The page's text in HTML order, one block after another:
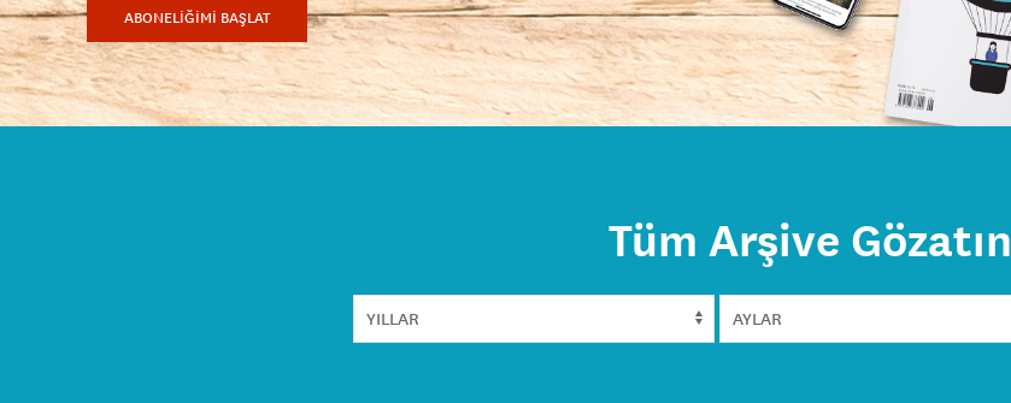
ABONELİĞİMİ BAŞLAT
Tüm Arşive Gözatın